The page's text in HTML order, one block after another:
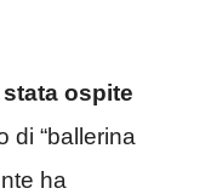
ospite
di “ballerina
ha